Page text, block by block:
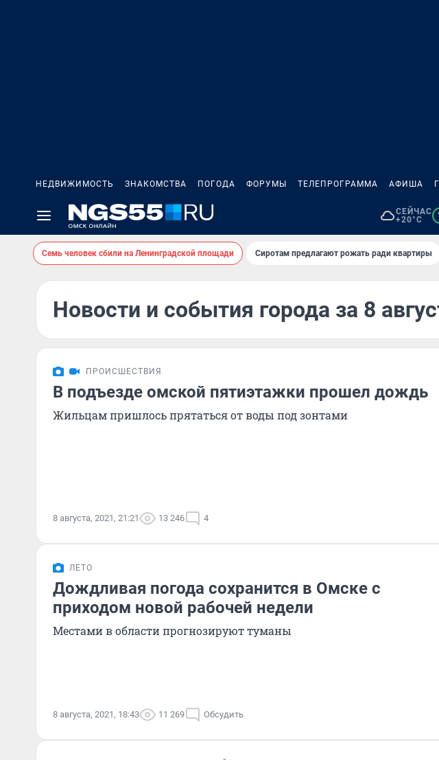
НЕДВИЖИМОСТЬ ЗНАКОМСТВА ПОГОДА ФОРУМЫ ТЕЛЕПРОГРАММА АФИША
СЕЙЧАС
+20°C
Семь человек сбили на Ленинградской площади Сиротам предлагают рожать ради квартиры
Новости и события города за 8
ПРОИСШЕСТВИЯ
В подъезде омской пятиэтажки прошел дождь
Жильцам пришлось прятаться от воды под зонтами
8 августа, 2021, 21:21 13 246 4
ЛЕТО
Дождливая погода сохранится в Омске с
приходом новой рабочей недели
Местами в области прогнозируют туманы
8 августа, 2021, 18:43 11 269 Обсудить